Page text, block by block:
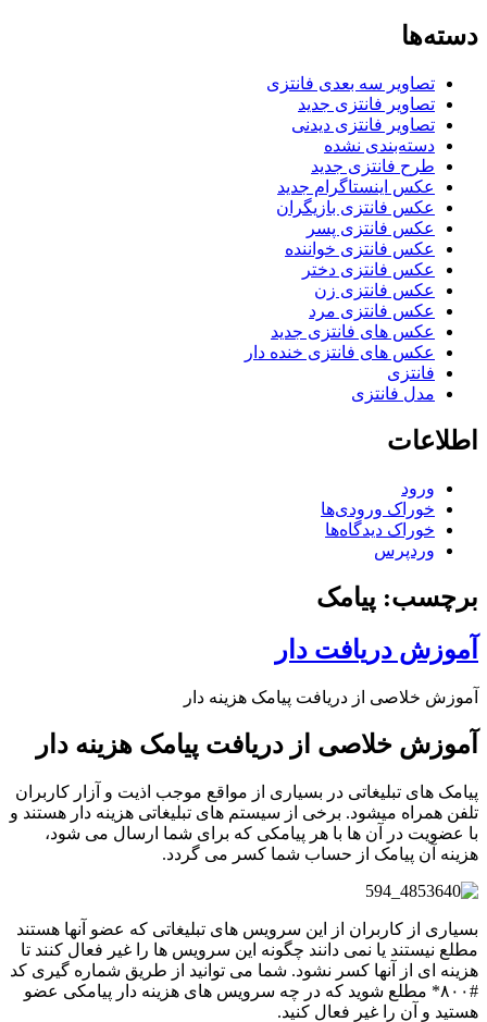
دسته‌ها
تصاویر سه بعدی فانتزی
تصاویر فانتزی جدید
تصاویر فانتزی دیدنی
دسته‌بندی نشده
طرح فانتزی جدید
عکس اینستاگرام جدید
عکس فانتزی بازیگران
عکس فانتزی پسر
عکس فانتزی خواننده
عکس فانتزی دختر
عکس فانتزی زن
عکس فانتزی مرد
عکس های فانتزی جدید
عکس های فانتزی خنده دار
فانتزی
مدل فانتزی
اطلاعات
ورود
خوراک ورودی‌ها
خوراک دیدگاه‌ها
وردپرس
برچسب: پیامک
آموزش دریافت دار
آموزش خلاصی از دریافت پیامک هزینه دار
آموزش خلاصی از دریافت پیامک هزینه دار
پیامک های تبلیغاتی در بسیاری از مواقع موجب اذیت و آزار کاربران
تلفن همراه میشود. برخی از سیستم های تبلیغاتی هزینه دار هستند و
با عضویت در آن ها با هر پیامکی که برای شما ارسال می شود،
هزینه آن پیامک از حساب شما کسر می گردد.
بسیاری از کاربران از این سرویس های تبلیغاتی که عضو آنها هستند
مطلع نیستند یا نمی دانند چگونه این سرویس ها را غیر فعال کنند تا
هزینه ای از آنها کسر نشود. شما می توانید از طریق شماره گیری کد
#۸۰۰* مطلع شوید که در چه سرویس های هزینه دار پیامکی عضو
هستید و آن را غیر فعال کنید.